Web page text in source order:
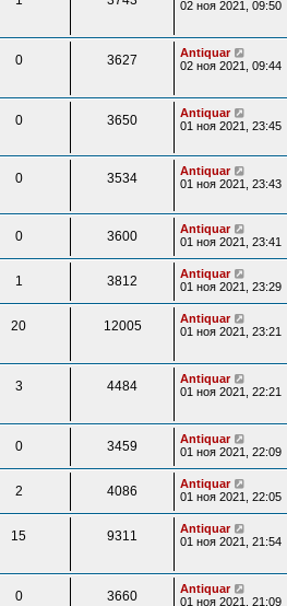
02 ноя 2021, 09:50
0 3627
Antiquar
02 ноя 2021, 09:44
0 3650
Antiquar
01 ноя 2021, 23:45
0 3534
Antiquar
01 ноя 2021, 23:43
0 3600
Antiquar
01 ноя 2021, 23:41
1 3812
Antiquar
01 ноя 2021, 23:29
20 12005
Antiquar
01 ноя 2021, 23:21
3 4484
Antiquar
01 ноя 2021, 22:21
0 3459
Antiquar
01 ноя 2021, 22:09
2 4086
Antiquar
01 ноя 2021, 22:05
15 9311
Antiquar
01 ноя 2021, 21:54
0 3660
Antiquar
01 ноя 2021, 21:09